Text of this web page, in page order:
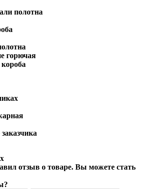
полотна
горючая
отзыв о товаре. Вы можете стать